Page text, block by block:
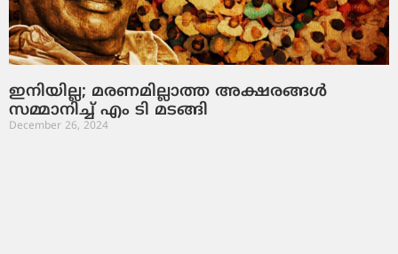
ഇനിയില്ല; മരണമില്ലാത്ത അക്ഷരങ്ങൾ
സമ്മാനിച്ച് എം ടി മടങ്ങി
December 26, 2024